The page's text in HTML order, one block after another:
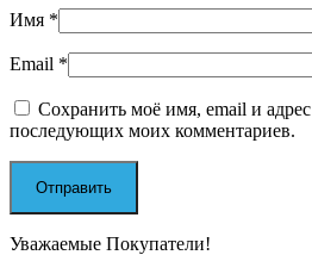
Имя *
Email *
Сохранить моё имя, email и адрес
последующих моих комментариев.
Уважаемые Покупатели!